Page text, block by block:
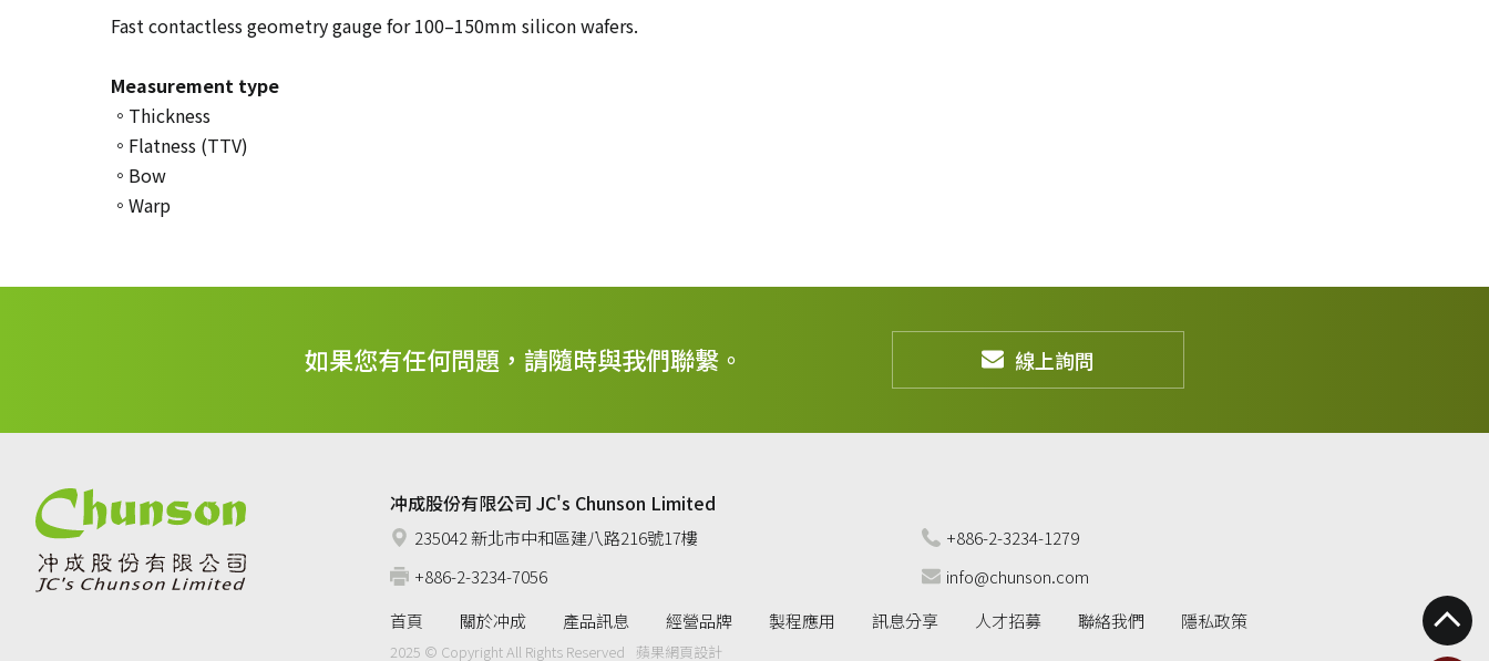
工廠自動化
Fast contactless geometry gauge for 100–150mm silicon wafers.
Measurement type
。Thickness
。Flatness (TTV)
。Bow
。Warp
如果您有任何問題，請隨時與我們聯繫。 線上詢問
冲成股份有限公司 JC's Chunson Limited
235042 新北市中和區建八路216號17樓
+886-2-3234-1279
+886-2-3234-7056
info@chunson.com
首頁
關於冲成 產品訊息 經營品牌 製程應用 訊息分享 人才招募 聯絡我們 隱私政策
2025 © Copyright All Rights Reserved 蘋果網頁設計